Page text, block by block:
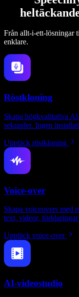
Från allt-i-ett-lösningar
enklare.
Röstkloning
Skapa högkvalitativa
sekunder. Ingen
Upptäck röstkloning
Voice-over
Skapa voiceovers med
text, videor,
Upptäck voice-over
AI-videostudio